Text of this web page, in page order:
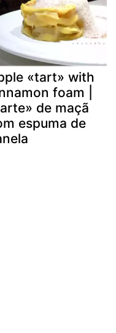
«tart» with
foam |
de maçã
espuma de